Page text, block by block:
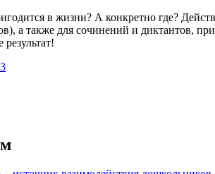
в жизни? А конкретно где?
а также для сочинений и диктантов,